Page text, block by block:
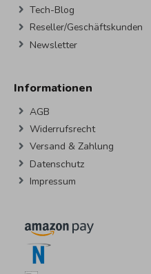
Tech-Blog
Reseller/Geschäftskunden
Newsletter
Informationen
AGB
Widerrufsrecht
Versand & Zahlung
Datenschutz
Impressum